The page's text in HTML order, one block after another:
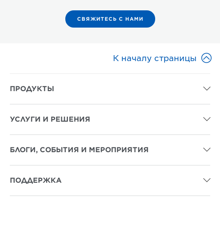
СВЯЖИТЕСЬ С НАМИ
К началу страницы 
ПРОДУКТЫ 
УСЛУГИ И РЕШЕНИЯ 
БЛОГИ, СОБЫТИЯ И МЕРОПРИЯТИЯ 
ПОДДЕРЖКА 